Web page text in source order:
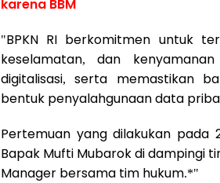
karena BBM
"BPKN RI berkomitmen untuk
keselamatan, dan
digitalisasi, serta memastikan
bentuk penyalahgunaan data
Pertemuan yang dilakukan pada
Bapak Mufti Mubarok di dampingi
Manager bersama tim hukum.*"